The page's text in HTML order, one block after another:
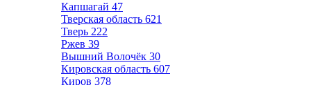
Капшагай 47
Тверская область 621
Тверь 222
Ржев 39
Вышний Волочёк 30
Кировская область 607
Киров 378